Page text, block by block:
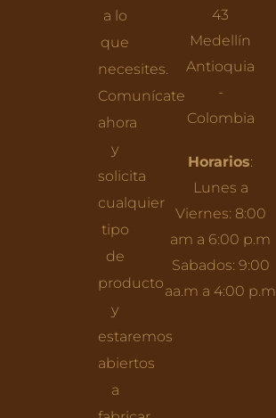
a lo
que
necesites.
Comunícate
ahora
y
solicita
cualquier
tipo
de
producto
y
estaremos
abiertos
a
43
Medellín
Antioquia
-
Colombia
Horarios:
Lunes a
Viernes: 8:00
am a 6:00 p.m
Sabados: 9:00
aa.m a 4:00 p.m